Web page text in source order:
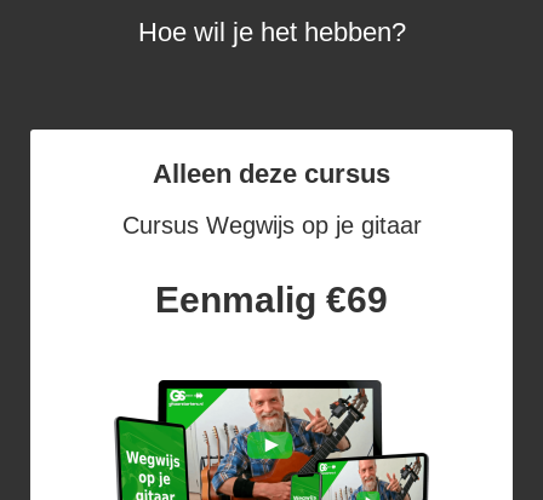
Hoe wil je het hebben?
Alleen deze cursus
Cursus Wegwijs op je gitaar
Eenmalig €69